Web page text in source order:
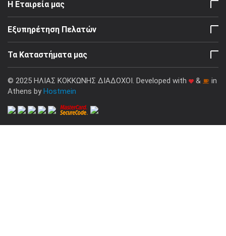
Η Εταιρεία μας
Εξυπηρέτηση Πελατών
Τα Καταστήματα μας
© 2025 ΗΛΙΑΣ ΚΟΚΚΩΝΗΣ ΔΙΑΔΟΧΟΙ. Developed with &
in
Athens by Hostmein